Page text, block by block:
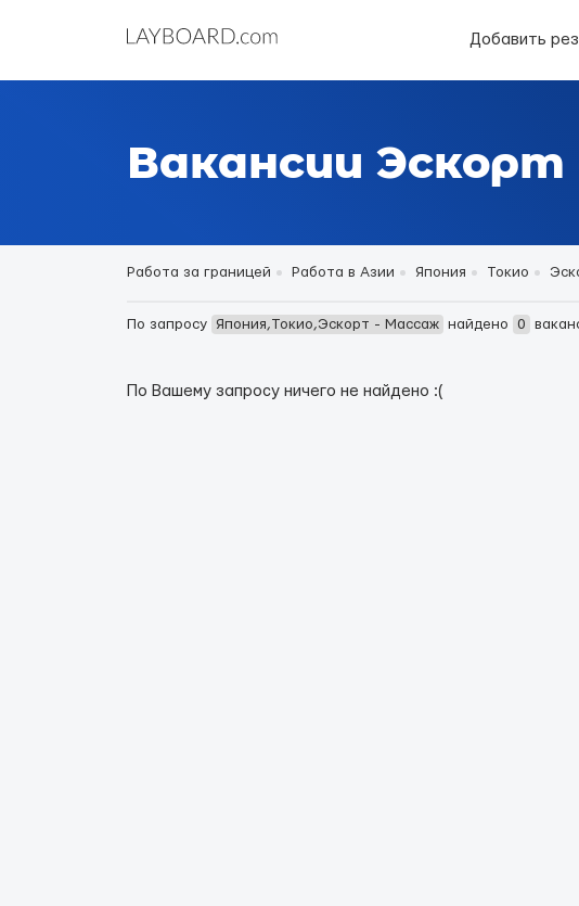
Добавить
Вакансии
Работа за границей Работа в Азии Япония Токио
По запросу Япония,Токио,Эскорт - Массаж найдено 0
По Вашему запросу ничего не найдено :(